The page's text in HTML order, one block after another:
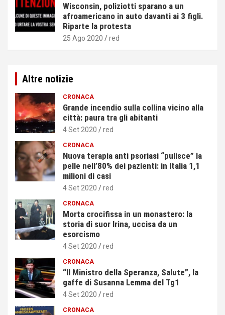
Wisconsin, poliziotti sparano a un
afroamericano in auto davanti ai 3 figli.
Riparte la protesta
25 Ago 2020 red
Altre notizie
CRONACA
Grande incendio sulla collina vicino alla
città: paura tra gli abitanti
4 Set 2020 red
CRONACA
Nuova terapia anti psoriasi “pulisce” la
pelle nell’80% dei pazienti: in Italia 1,1
milioni di casi
4 Set 2020 red
CRONACA
Morta crocifissa in un monastero: la
storia di suor Irina, uccisa da un
esorcismo
4 Set 2020 red
CRONACA
“Il Ministro della Speranza, Salute”, la
gaffe di Susanna Lemma del Tg1
4 Set 2020 red
CRONACA